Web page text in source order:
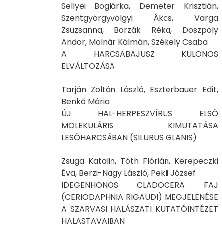
Sellyei Boglárka, Demeter Krisztián,
Szentgyörgyvölgyi Ákos, Varga
Zsuzsanna, Borzák Réka, Doszpoly
Andor, Molnár Kálmán, Székely Csaba
A HARCSABAJUSZ KÜLÖNÖS
ELVÁLTOZÁSA
Tarján Zoltán László, Eszterbauer Edit,
Benkő Mária
ÚJ HAL-HERPESZVÍRUS ELSŐ
MOLEKULÁRIS KIMUTATÁSA
LESŐHARCSÁBAN (SILURUS GLANIS)
Zsuga Katalin, Tóth Flórián, Kerepeczki
Éva, Berzi-Nagy László, Pekli József
IDEGENHONOS CLADOCERA FAJ
(CERIODAPHNIA RIGAUDI) MEGJELENÉSE
A SZARVASI HALÁSZATI KUTATÓINTÉZET
HALASTAVAIBAN